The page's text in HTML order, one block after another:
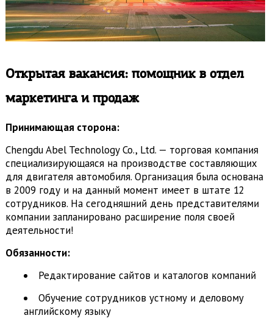
Открытая вакансия: помощник в отдел
маркетинга и продаж
Принимающая сторона:
Chengdu Abel Technology Co., Ltd. — торговая компания
специализирующаяся на производстве составляющих
для двигателя автомобиля. Организация была основана
в 2009 году и на данный момент имеет в штате 12
сотрудников. На сегодняшний день представителями
компании запланировано расширение поля своей
деятельности!
Обязанности:
Редактирование сайтов и каталогов компаний
Обучение сотрудников устному и деловому
английскому языку